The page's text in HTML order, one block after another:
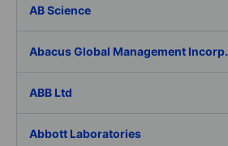
AB Science
Abacus Global Management Incorp.
ABB Ltd
Abbott Laboratories